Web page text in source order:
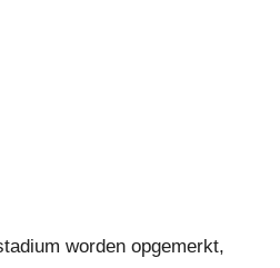
worden opgemerkt,